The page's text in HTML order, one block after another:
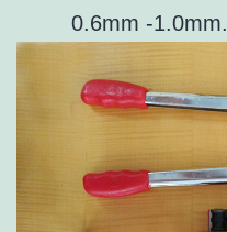
0.6mm -1.0mm.